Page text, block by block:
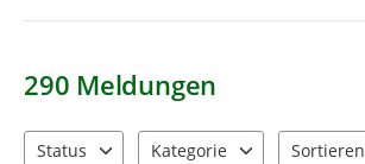
290 Meldungen
Status
Kategorie
Sortieren